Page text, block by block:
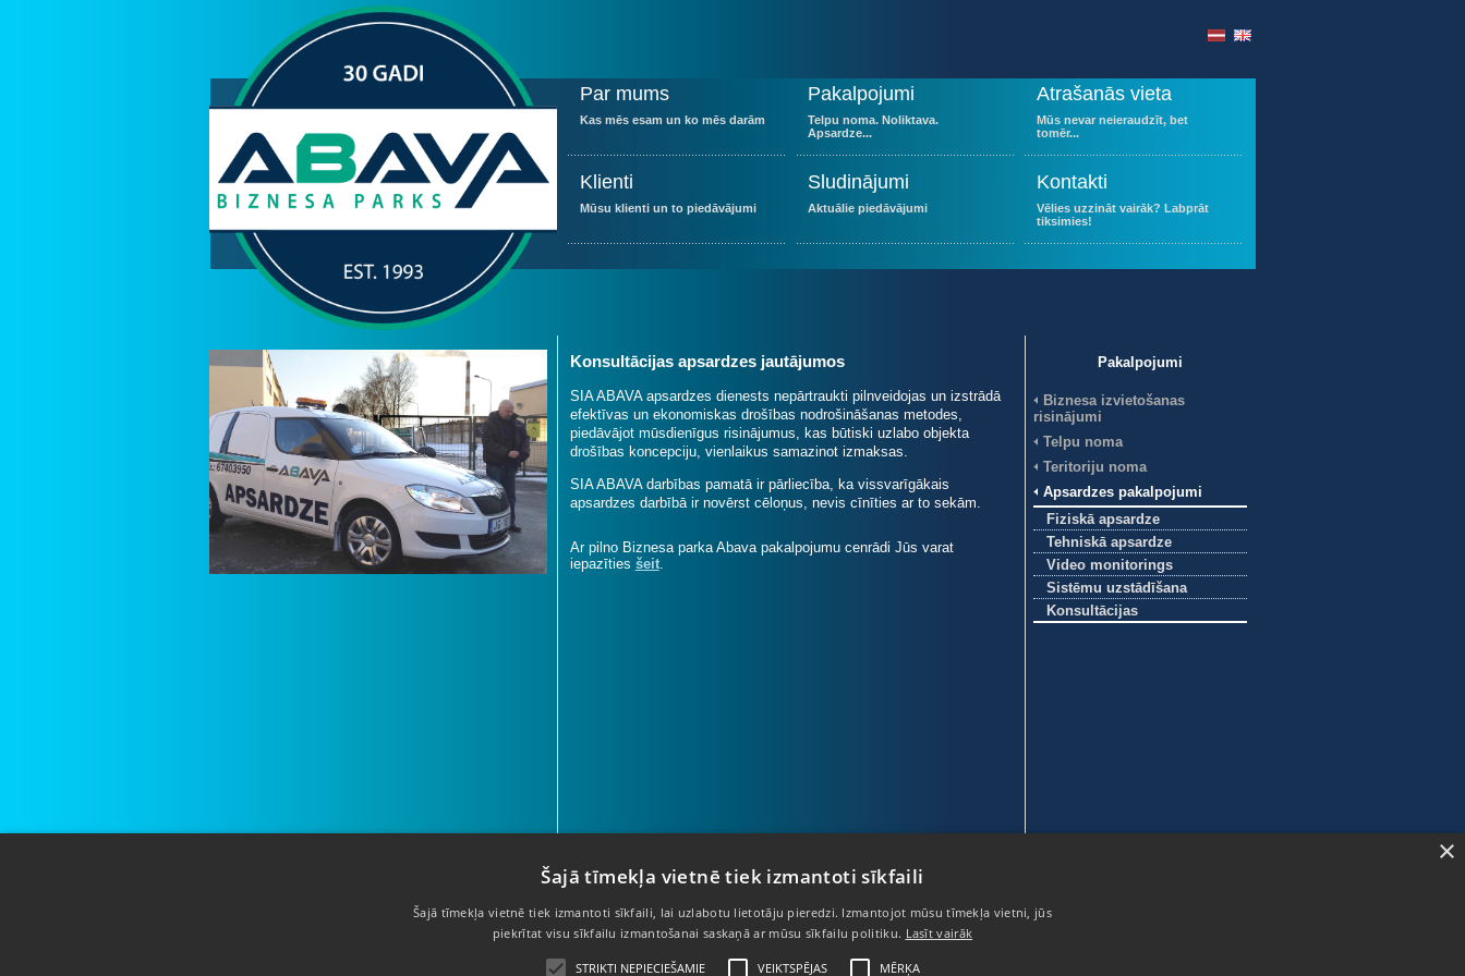
Par mums
Kas mēs esam un ko mēs darām
Pakalpojumi
Telpu noma. Noliktava.
Apsardze...
Atrašanās vieta
Mūs nevar neieraudzīt, bet
tomēr...
Klienti
Mūsu klienti un to piedāvājumi
Sludinājumi
Aktuālie piedāvājumi
Kontakti
Vēlies uzzināt vairāk? Labprāt
tiksimies!
Konsultācijas apsardzes jautājumos
SIA ABAVA apsardzes dienests nepārtraukti pilnveidojas un izstrādā
efektīvas un ekonomiskas drošības nodrošināšanas metodes,
piedāvājot mūsdienīgus risinājumus, kas būtiski uzlabo objekta
drošības koncepciju, vienlaikus samazinot izmaksas.
SIA ABAVA darbības pamatā ir pārliecība, ka vissvarīgākais
apsardzes darbībā ir novērst cēloņus, nevis cīnīties ar to sekām.
Ar pilno Biznesa parka Abava pakalpojumu cenrādi Jūs varat
iepazīties šeit.
Pakalpojumi
Biznesa izvietošanas
risinājumi
Telpu noma
Teritoriju noma
Apsardzes pakalpojumi
Fiziskā apsardze
Tehniskā apsardze
Video monitorings
Sistēmu uzstādīšana
Konsultācijas
67 403 950- Informācijas tālrunis
67 424 705- Apsardzes dienests
×
Šajā tīmekļa vietnē tiek izmantoti sīkfaili
Šajā tīmekļa vietnē tiek izmantoti sīkfaili, lai uzlabotu lietotāju pieredzi. Izmantojot mūsu tīmekļa vietni, jūs
piekrītat visu sīkfailu izmantošanai saskaņā ar mūsu sīkfailu politiku. Lasīt vairāk
STRIKTI NEPIECIEŠAMIE VEIKTSPĒJAS MĒRĶA